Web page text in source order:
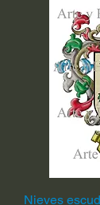
Nieves